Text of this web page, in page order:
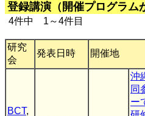
登録講演（開催プログラム
4件中 1～4件目
研究
会
発表日時 開催地
BCT,
沖
同
ー